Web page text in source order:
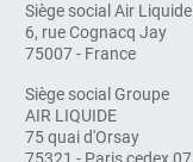
Siège social Air
6, rue Cognacq Jay
75007 - France
Siège social Groupe
AIR LIQUIDE
75 quai d'Orsay